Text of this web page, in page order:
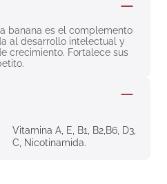
banana es el complemento
al desarrollo intelectual y
crecimiento. Fortalece sus
Vitamina A, E, B1, B2,B6, D3,
C, Nicotinamida.